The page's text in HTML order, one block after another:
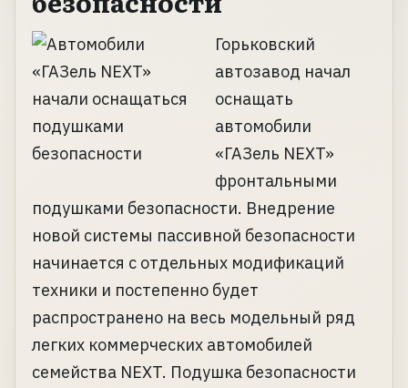
Горьковский
автозавод начал
оснащать
автомобили
«ГАЗель NEXT»
фронтальными
подушками безопасности. Внедрение
новой системы пассивной безопасности
начинается с отдельных модификаций
техники и постепенно будет
распространено на весь модельный ряд
легких коммерческих автомобилей
семейства NEXT. Подушка безопасности